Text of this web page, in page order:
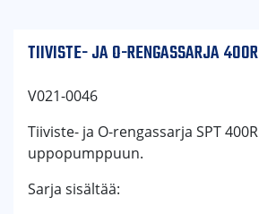
TIIVISTE- JA O-RENGASSARJA 400R
V021-0046
Tiiviste- ja O-rengassarja SPT 400R
uppopumppuun.
Sarja sisältää: